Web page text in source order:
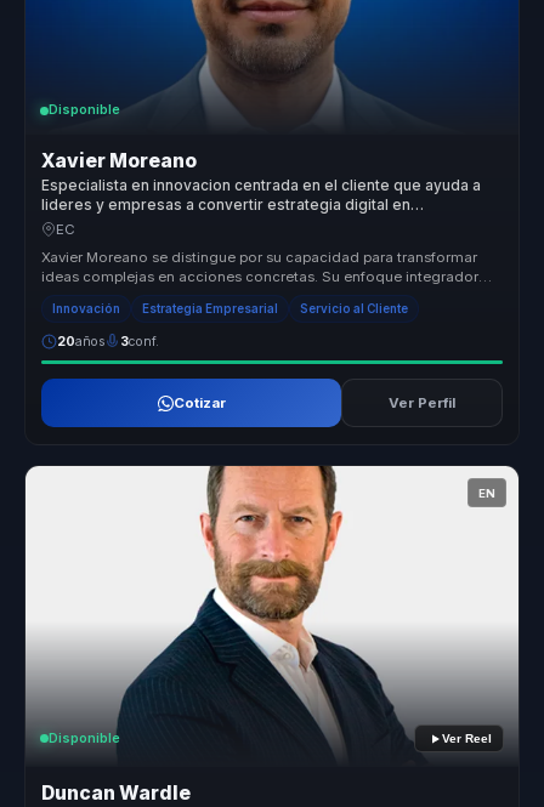
Disponible
Xavier Moreano
Especialista en innovacion centrada en el cliente que ayuda a
lideres y empresas a convertir estrategia digital en
crecimiento, diferenciacion y lealtad.
EC
Xavier Moreano se distingue por su capacidad para transformar
ideas complejas en acciones concretas. Su enfoque integrador
conecta la inn...
Innovación Estrategia Empresarial Servicio al Cliente
20años 3conf.
Cotizar Ver Perfil
EN
Disponible Ver Reel
Duncan Wardle